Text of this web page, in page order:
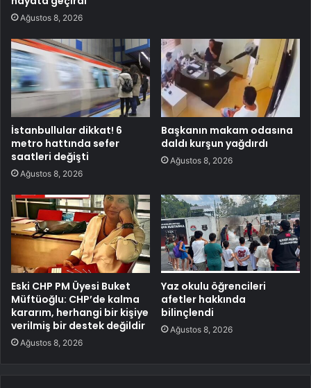
Ağustos 8, 2026
İstanbullular dikkat! 6
metro hattında sefer
saatleri değişti
Ağustos 8, 2026
Başkanın makam odasına
daldı kurşun yağdırdı
Ağustos 8, 2026
Eski CHP PM Üyesi Buket
Müftüoğlu: CHP’de kalma
kararım, herhangi bir kişiye
verilmiş bir destek değildir
Ağustos 8, 2026
Yaz okulu öğrencileri
afetler hakkında
bilinçlendi
Ağustos 8, 2026